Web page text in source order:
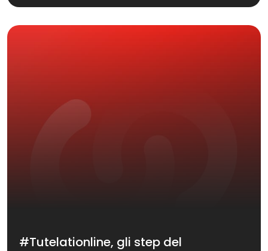
#Tutelationline, gli step del